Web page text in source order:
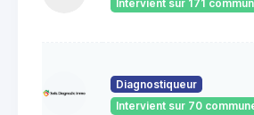
Intervient sur 171
Diagnostiqueur
Intervient sur 70